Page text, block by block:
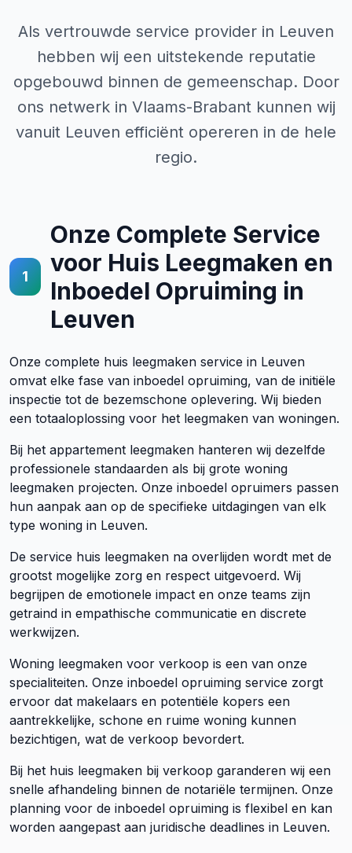
Als vertrouwde service provider in Leuven
hebben wij een uitstekende reputatie
opgebouwd binnen de gemeenschap. Door
ons netwerk in Vlaams-Brabant kunnen wij
vanuit Leuven efficiënt opereren in de hele
regio.
1
Onze Complete Service
voor Huis Leegmaken en
Inboedel Opruiming in
Leuven
Onze complete huis leegmaken service in Leuven
omvat elke fase van inboedel opruiming, van de initiële
inspectie tot de bezemschone oplevering. Wij bieden
een totaaloplossing voor het leegmaken van woningen.
Bij het appartement leegmaken hanteren wij dezelfde
professionele standaarden als bij grote woning
leegmaken projecten. Onze inboedel opruimers passen
hun aanpak aan op de specifieke uitdagingen van elk
type woning in Leuven.
De service huis leegmaken na overlijden wordt met de
grootst mogelijke zorg en respect uitgevoerd. Wij
begrijpen de emotionele impact en onze teams zijn
getraind in empathische communicatie en discrete
werkwijzen.
Woning leegmaken voor verkoop is een van onze
specialiteiten. Onze inboedel opruiming service zorgt
ervoor dat makelaars en potentiële kopers een
aantrekkelijke, schone en ruime woning kunnen
bezichtigen, wat de verkoop bevordert.
Bij het huis leegmaken bij verkoop garanderen wij een
snelle afhandeling binnen de notariële termijnen. Onze
planning voor de inboedel opruiming is flexibel en kan
worden aangepast aan juridische deadlines in Leuven.